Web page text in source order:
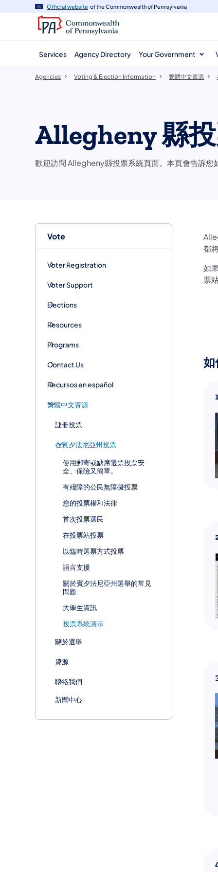
navigation
content
Official website of the Commonwealth of Pennsylvania
Services Agency Directory Your Government
Vote
Voter Registration
Voter Support
Elections
Resources
Programs
Contact Us
Recursos en español
​繁體中文資源
註冊投票
在賓夕法尼亞州投票
使用郵寄或缺席選票投票安
全、保險又簡單。
有殘障的公民無障礙投票
您的投票權和法律
首次投票選民
在投票站投票
以臨時選票方式投票
語言支援
關於賓夕法尼亞州選舉的常見
問題
大學生資訊
投票系統演示
關於選舉
資源
聯絡我們
新聞中心
Agencies Voting & Election Information ​繁體中文資源
Allegheny 縣
歡迎訪問 Allegheny縣投票系統頁面。本頁會告訴
都
如
票
如